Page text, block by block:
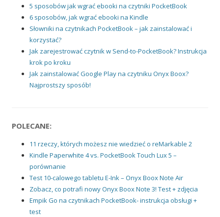
5 sposobów jak wgrać ebooki na czytniki PocketBook
6 sposobów, jak wgrać ebooki na Kindle
Słowniki na czytnikach PocketBook – jak zainstalować i
korzystać?
Jak zarejestrować czytnik w Send-to-PocketBook? Instrukcja
krok po kroku
Jak zainstalować Google Play na czytniku Onyx Boox?
Najprostszy sposób!
POLECANE:
11 rzeczy, których możesz nie wiedzieć o reMarkable 2
Kindle Paperwhite 4 vs. PocketBook Touch Lux 5 –
porównanie
Test 10-calowego tabletu E-Ink – Onyx Boox Note Air
Zobacz, co potrafi nowy Onyx Boox Note 3! Test + zdjęcia
Empik Go na czytnikach PocketBook- instrukcja obsługi +
test